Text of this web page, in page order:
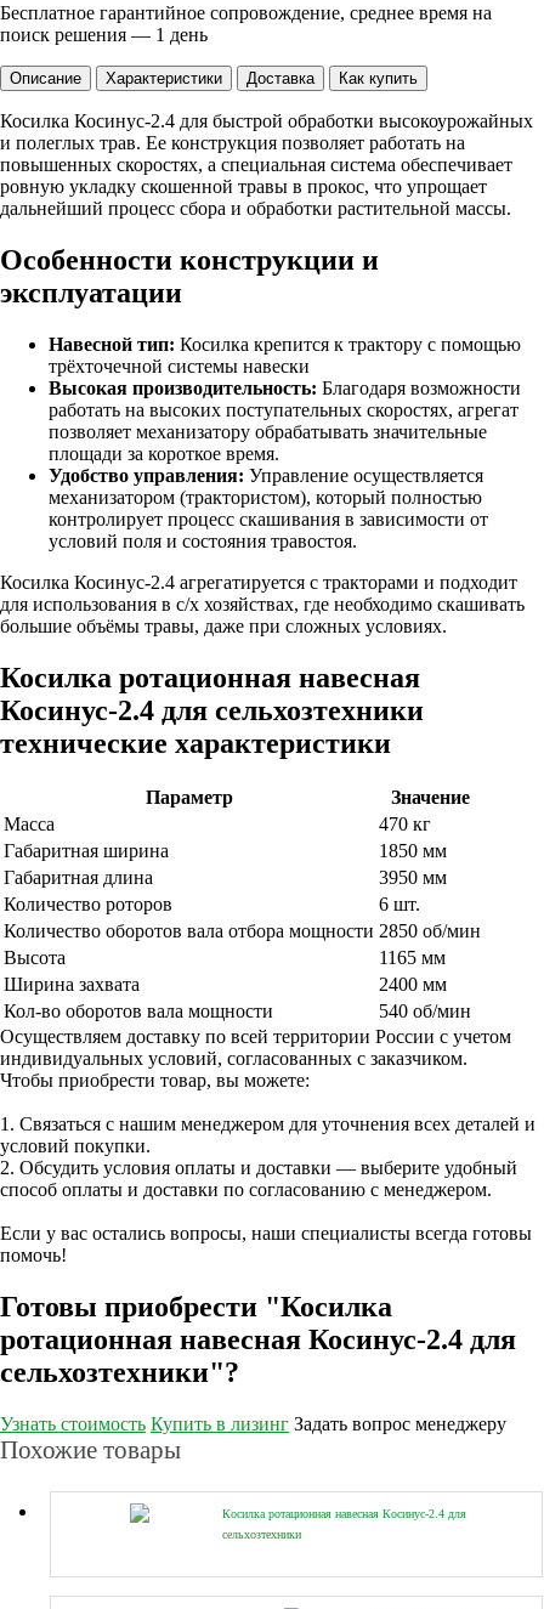
Бесплатное гарантийное сопровождение, среднее время на
поиск решения — 1 день
Описание Характеристики Доставка Как купить
Косилка Косинус-2.4 для быстрой обработки высокоурожайных
и полеглых трав. Ее конструкция позволяет работать на
повышенных скоростях, а специальная система обеспечивает
ровную укладку скошенной травы в прокос, что упрощает
дальнейший процесс сбора и обработки растительной массы.
Особенности конструкции и
эксплуатации
Навесной тип: Косилка крепится к трактору с помощью
трёхточечной системы навески
Высокая производительность: Благодаря возможности
работать на высоких поступательных скоростях, агрегат
позволяет механизатору обрабатывать значительные
площади за короткое время.
Удобство управления: Управление осуществляется
механизатором (трактористом), который полностью
контролирует процесс скашивания в зависимости от
условий поля и состояния травостоя.
Косилка Косинус-2.4 агрегатируется с тракторами и подходит
для использования в с/х хозяйствах, где необходимо скашивать
большие объёмы травы, даже при сложных условиях.
Косилка ротационная навесная
Косинус-2.4 для сельхозтехники
технические характеристики
Параметр
Значение
Масса
470 кг
Габаритная ширина
1850 мм
Габаритная длина
3950 мм
Количество роторов
6 шт.
Количество оборотов вала отбора мощности 2850 об/мин
Высота
1165 мм
Ширина захвата
2400 мм
Кол-во оборотов вала мощности
540 об/мин
Осуществляем доставку по всей территории России с учетом
индивидуальных условий, согласованных с заказчиком.
Чтобы приобрести товар, вы можете:
1. Связаться с нашим менеджером для уточнения всех деталей и
условий покупки.
2. Обсудить условия оплаты и доставки — выберите удобный
способ оплаты и доставки по согласованию с менеджером.
Если у вас остались вопросы, наши специалисты всегда готовы
помочь!
Готовы приобрести "Косилка
ротационная навесная Косинус-2.4 для
сельхозтехники"?
Узнать стоимость Купить в лизинг Задать вопрос менеджеру
Похожие товары
Косилка ротационная навесная Косинус-2.4 для
сельхозтехники